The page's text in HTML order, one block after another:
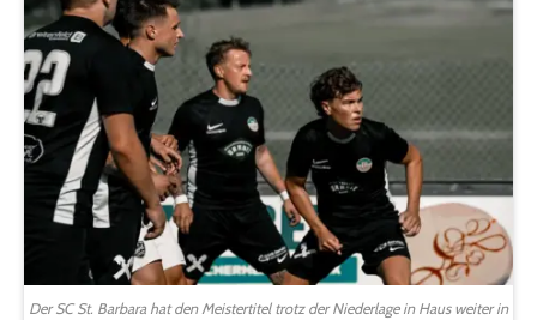
Der SC St. Barbara hat den Meistertitel trotz der Niederlage in Haus weiter in